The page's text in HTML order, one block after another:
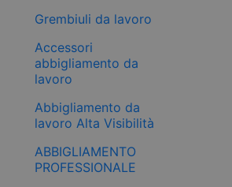
Grembiuli da lavoro
Accessori
abbigliamento da
lavoro
Abbigliamento da
lavoro Alta Visibilità
ABBIGLIAMENTO
PROFESSIONALE